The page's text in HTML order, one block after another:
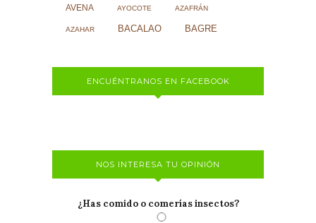
AVENA AYOCOTE AZAFRÁN
AZAHAR BACALAO BAGRE
ENCUÉNTRANOS EN FACEBOOK
NOS INTERESA TU OPINIÓN
¿Has comido o comerías insectos?